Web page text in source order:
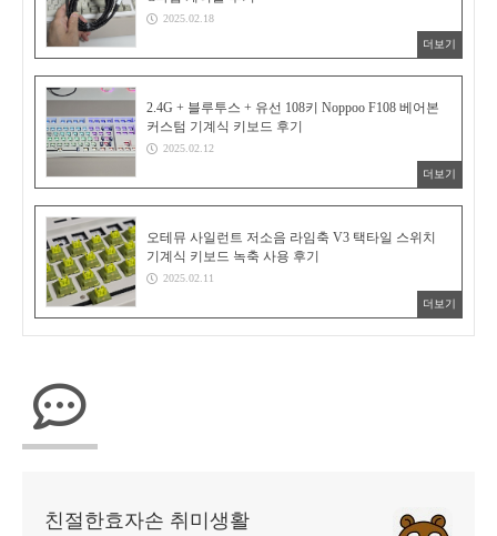
2025.02.18
더보기
2.4G + 블루투스 + 유선 108키 Noppoo F108 베어본
커스텀 기계식 키보드 후기
2025.02.12
더보기
오테뮤 사일런트 저소음 라임축 V3 택타일 스위치
기계식 키보드 녹축 사용 후기
2025.02.11
더보기
친절한효자손 취미생활